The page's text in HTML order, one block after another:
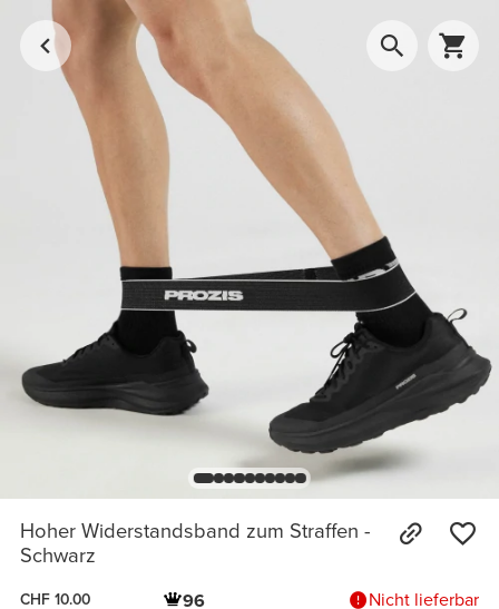
Hoher Widerstandsband zum Straffen -
Schwarz
CHF 10.00 96
Nicht lieferbar